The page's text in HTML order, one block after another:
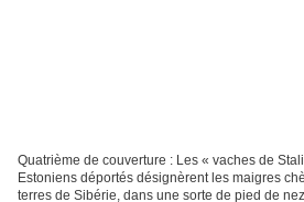
Quatrième de couverture : Les « vaches de
Estoniens déportés désignèrent les maigres
terres de Sibérie, dans une sorte de pied de